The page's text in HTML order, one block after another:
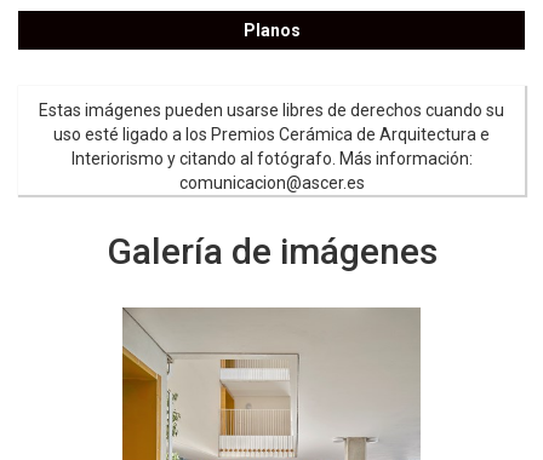
Planos
Estas imágenes pueden usarse libres de derechos cuando su
uso esté ligado a los Premios Cerámica de Arquitectura e
Interiorismo y citando al fotógrafo. Más información:
comunicacion@ascer.es
Galería de imágenes